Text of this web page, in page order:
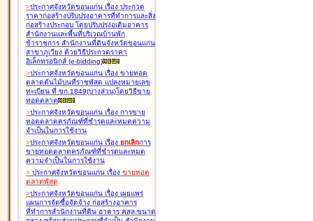
>ประกาศจังหวัดขอนแก่น เรื่อง ประกวด
ราคาก่อสร้างปรับปรุงอาคารที่ทำการและสิ่ง
ก่อสร้างประกอบ โดยปรับปรุง่อเติมอาคาร
สำนักงานและพื้นที่บริเวณบ้านพัก
ข้าราชการ สำนักงานที่ดินจังหวัดขอนแก่น
สาขาภูเวียง ด้วยวิธีประกวดราคา
อิเล็กทรอนิกส์ (e-bidding)
>ประกาศจังหวัดขอนแก่น เรื่อง ขายทอด
ตลาดต้นไม้บนที่ราชพัสดุ แปลงหมายเลข
ทะเบียน ที่ ขก.1849(บางส่วน)โดยวิธีขาย
ทอดตลาด
>ประกาศจังหวัดขอนแก่น เรื่อง การขาย
ทอดตลาดครุภัณฑ์ที่ชำรุดและหมดความ
จำเป็นในการใช้งาน
>ประกาศจังหวัดขอนแก่น เรื่อง ยกเลิกการ
ขายทอดตลาดครุภัณฑ์ที่ชำรุดและหมด
ความจำเป็นในการใช้งาน
> ประกาศจังหวัดขอนแก่น เรื่อง ขายทอด
ตลาดพัสดุ
>ประกาศจังหวัดขอนแก่น เรื่อง เผยแพร่
แผนการจัดซื้อจัดจ้าง ก่อสร้างอาคาร
ที่ทำการสำนักงานที่ดิน อาคาร คสล.ขนาด